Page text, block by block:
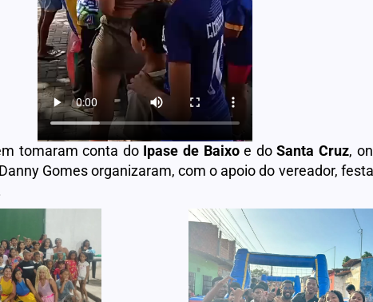
tomaram conta do Ipase de Baixoe doSanta Cruz,
Gomes organizaram, com o apoio do vereador,